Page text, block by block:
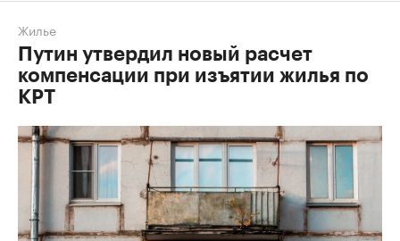
Жилье
Путин утвердил новый расчет
компенсации при изъятии жилья по
КРТ